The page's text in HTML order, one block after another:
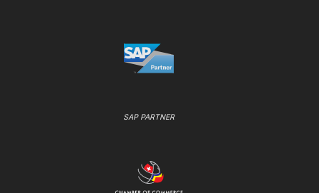
SAP PARTNER